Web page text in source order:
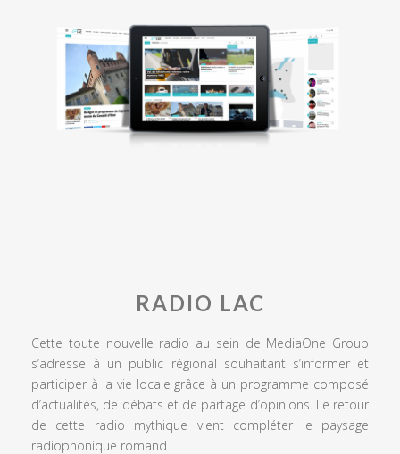
RADIO LAC
Cette toute nouvelle radio au sein de MediaOne Group
s’adresse à un public régional souhaitant s’informer et
participer à la vie locale grâce à un programme composé
d’actualités, de débats et de partage d’opinions. Le retour
de cette radio mythique vient compléter le paysage
radiophonique romand.